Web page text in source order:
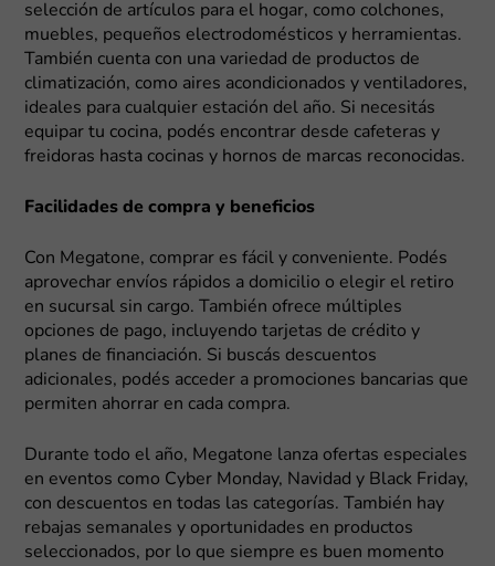
selección de artículos para el hogar, como colchones,
muebles, pequeños electrodomésticos y herramientas.
También cuenta con una variedad de productos de
climatización, como aires acondicionados y ventiladores,
ideales para cualquier estación del año. Si necesitás
equipar tu cocina, podés encontrar desde cafeteras y
freidoras hasta cocinas y hornos de marcas reconocidas.
Facilidades de compra y beneficios
Con Megatone, comprar es fácil y conveniente. Podés
aprovechar envíos rápidos a domicilio o elegir el retiro
en sucursal sin cargo. También ofrece múltiples
opciones de pago, incluyendo tarjetas de crédito y
planes de financiación. Si buscás descuentos
adicionales, podés acceder a promociones bancarias que
permiten ahorrar en cada compra.
Durante todo el año, Megatone lanza ofertas especiales
en eventos como Cyber Monday, Navidad y Black Friday,
con descuentos en todas las categorías. También hay
rebajas semanales y oportunidades en productos
seleccionados, por lo que siempre es buen momento